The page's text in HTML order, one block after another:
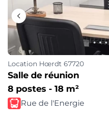
Location Hœrdt 67720
Salle de réunion
8 postes - 18 m²
Rue de l'Energie